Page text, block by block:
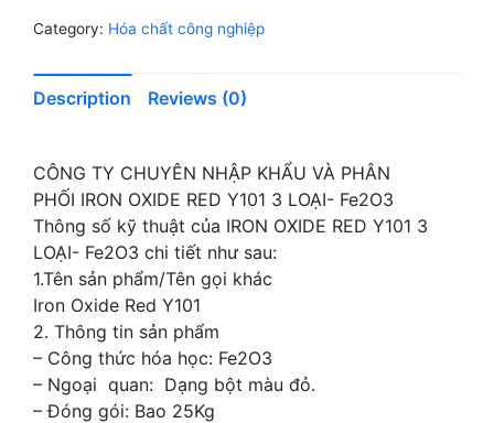
Category: Hóa chất công nghiệp
Description Reviews (0)
CÔNG TY CHUYÊN NHẬP KHẨU VÀ PHÂN
PHỐI IRON OXIDE RED Y101 3 LOẠI- Fe2O3
Thông số kỹ thuật của IRON OXIDE RED Y101 3
LOẠI- Fe2O3 chi tiết như sau:
1.Tên sản phẩm/Tên gọi khác
Iron Oxide Red Y101
2. Thông tin sản phẩm
– Công thức hóa học: Fe2O3
– Ngoại quan: Dạng bột màu đỏ.
– Đóng gói: Bao 25Kg